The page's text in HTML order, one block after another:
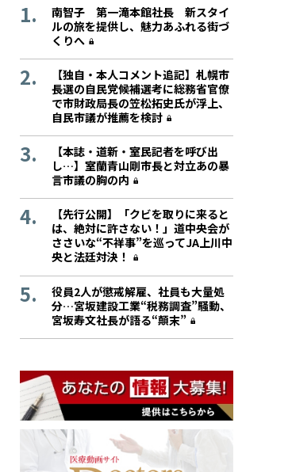
南智子 第一滝本館社長 新スタイ
ルの旅を提供し、魅力あふれる街づ
くりへ
【独自・本人コメント追記】札幌市
長選の自民党候補選考に総務省官僚
で市財政局長の笠松拓史氏が浮上、
自民市議が推薦を検討
【本誌・道新・室民記者を呼び出
し…】室蘭青山剛市長と対立あの暴
言市議の胸の内
【先行公開】「クビを取りに来ると
は、絶対に許さない！」道中央会が
ささいな“不祥事”を巡ってJA上川中
央と法廷対決！
役員2人が懲戒解雇、社員も大量処
分…宮坂建設工業“税務調査”騒動、
宮坂寿文社長が語る“顛末”